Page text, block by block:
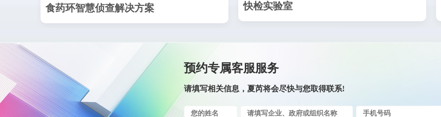
食药环智慧侦查解决方案 快检实验室
预约专属客服服务
请填写相关信息，夏芮将会尽快与您取得联系!